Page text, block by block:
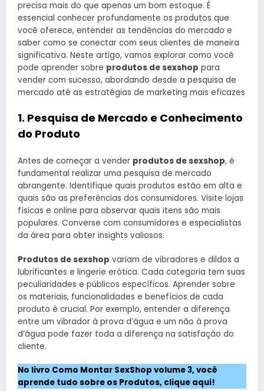
precisa mais do que apenas um bom estoque. É
essencial conhecer profundamente os produtos que
você oferece, entender as tendências do mercado e
saber como se conectar com seus clientes de maneira
significativa. Neste artigo, vamos explorar como você
pode aprender sobre produtos de sexshop para
vender com sucesso, abordando desde a pesquisa de
mercado até as estratégias de marketing mais eficazes
1. Pesquisa de Mercado e Conhecimento
do Produto
Antes de começar a vender produtos de sexshop, é
fundamental realizar uma pesquisa de mercado
abrangente. Identifique quais produtos estão em alta e
quais são as preferências dos consumidores. Visite lojas
físicas e online para observar quais itens são mais
populares. Converse com consumidores e especialistas
da área para obter insights valiosos.
Produtos de sexshop variam de vibradores e dildos a
lubrificantes e lingerie erótica. Cada categoria tem suas
peculiaridades e públicos específicos. Aprender sobre
os materiais, funcionalidades e benefícios de cada
produto é crucial. Por exemplo, entender a diferença
entre um vibrador à prova d’água e um não à prova
d’água pode fazer toda a diferença na satisfação do
cliente.
No livro Como Montar SexShop volume 3, você
aprende tudo sobre os Produtos, clique aqui!